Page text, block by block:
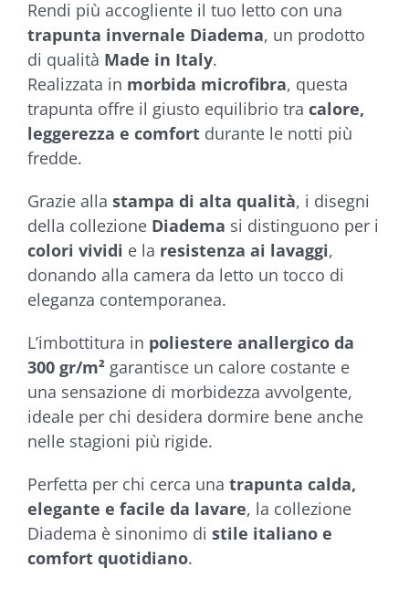
€39,50
Rendi più accogliente il tuo letto con una
trapunta invernale Diadema, un prodotto
di qualità Made in Italy.
Realizzata in morbida microfibra, questa
trapunta offre il giusto equilibrio tra calore,
leggerezza e comfort durante le notti più
fredde.
Grazie alla stampa di alta qualità, i disegni
della collezione Diadema si distinguono per i
colori vividi e la resistenza ai lavaggi,
donando alla camera da letto un tocco di
eleganza contemporanea.
L’imbottitura in poliestere anallergico da
300 gr/m² garantisce un calore costante e
una sensazione di morbidezza avvolgente,
ideale per chi desidera dormire bene anche
nelle stagioni più rigide.
Perfetta per chi cerca una trapunta calda,
elegante e facile da lavare, la collezione
Diadema è sinonimo di stile italiano e
comfort quotidiano.